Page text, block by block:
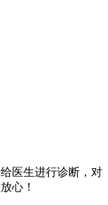
医生进行诊断，对
心！